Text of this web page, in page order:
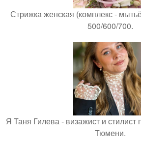
Стрижка женская (комплекс -
500/600/700.
Я Таня Гилева - визажист и стилист
Тюмени.